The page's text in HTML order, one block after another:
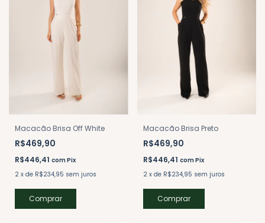
Macacão Brisa Off White
R$469,90
R$446,41 comPix
2 x de R$234,95 sem juros
Comprar
Macacão Brisa Preto
R$469,90
R$446,41 comPix
2 x de R$234,95 sem juros
Comprar